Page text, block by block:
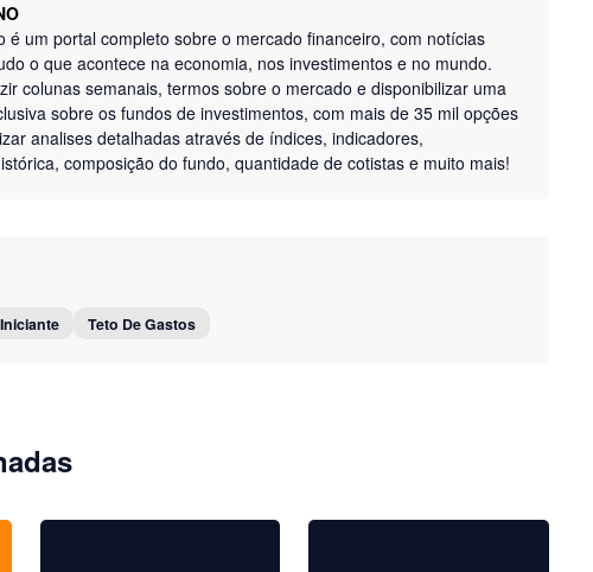
é um portal completo sobre o mercado financeiro, com notícias
o que acontece na economia, nos investimentos e no mundo.
colunas semanais, termos sobre o mercado e disponibilizar uma
sobre os fundos de investimentos, com mais de 35 mil opções
analises detalhadas através de índices, indicadores,
composição do fundo, quantidade de cotistas e muito mais!
Iniciante Teto De Gastos